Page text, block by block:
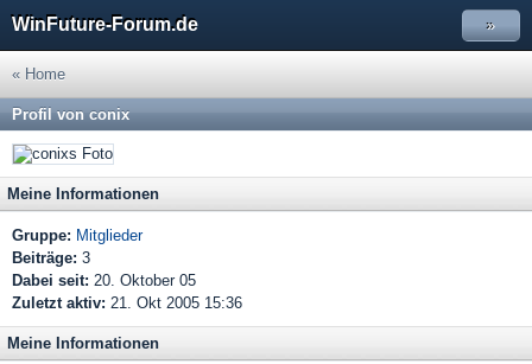
WinFuture-Forum.de »
« Home
Profil von conix
Meine Informationen
Gruppe: Mitglieder
Beiträge: 3
Dabei seit: 20. Oktober 05
Zuletzt aktiv: 21. Okt 2005 15:36
Meine Informationen